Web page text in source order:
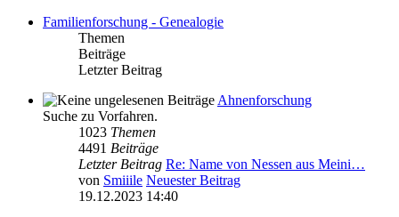
Familienforschung - Genealogie
Themen
Beiträge
Letzter Beitrag
Ahnenforschung
Suche zu Vorfahren.
1023 Themen
4491 Beiträge
Letzter Beitrag Re: Name von Nessen aus Meini…
von Smiiile Neuester Beitrag
19.12.2023 14:40